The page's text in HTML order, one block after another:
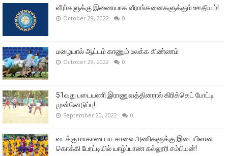
வீரா்களுக்கு இணையாக வீராங்கனைகளுக்கும் ஊதியம்!
October 29, 2022 0
மழையால் ஆட்டம் காணும் உலக்க கிண்ணம்
October 29, 2022 0
51வது படையணி இராணுவத்தினரால் கிரிக்கெட் போட்டி
முன்னெடுப்பு!
September 20, 2022 0
வடக்கு மாகாண பாடசாலை அணிகளுக்கு இடையிலான
கொக்கி போட்டியில் யாழ்ப்பாண கல்லூரி சம்பியன்!